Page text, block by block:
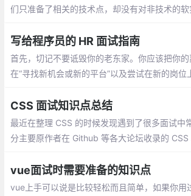
们只准备了相关的技术点，却没有对非技术的软
中尤为关键。鉴于当前业界也没有特别契合的攻
篇文章还是HR写的，特有此文
写给程序员的 HR 面试指南
首先，切记不要诋毁你的老东家。你应该把你
在“寻找新机会或新的平台”以及尝试在新的岗位
CSS 面试知识点总结
最近在整理 CSS 的时候发现遇到了很多面试中
分主要原作者在 Github 等各大论坛收录的
以来一次全方位的检漏和排查
vue面试时需要准备的知识点
vue上手可以说是比较轻松而且简单，如果